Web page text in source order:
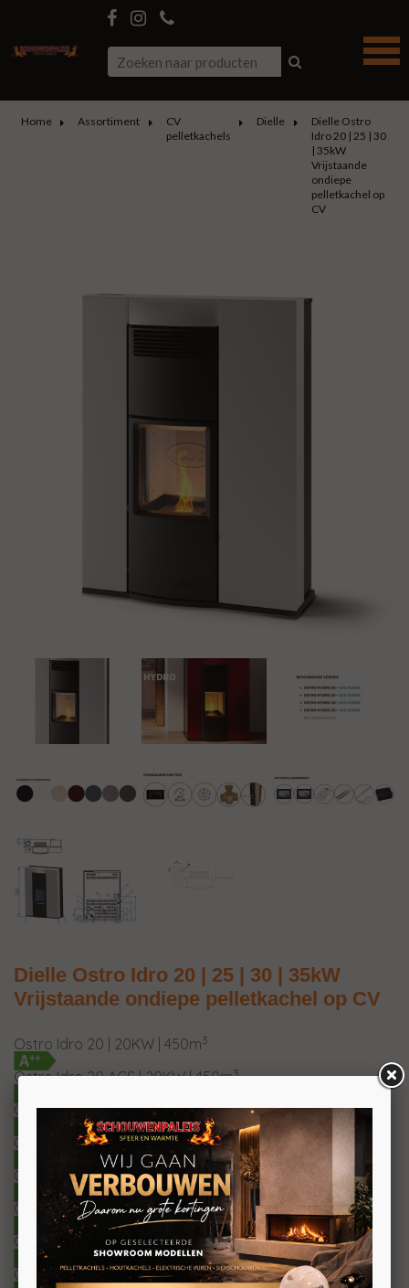
Home Assortiment
CV
pelletkachels
Dielle
Dielle Ostro
Idro 20 | 25 | 30
| 35kW
Vrijstaande
ondiepe
pelletkachel op
CV
Dielle Ostro Idro 20 | 25 | 30 | 35kW
Vrijstaande ondiepe pelletkachel op CV
Ostro Idro 20 | 20KW | 450m3
Ostro Idro 20 ACS | 20KW | 450m3
Ostro Idro 25 | 25KW | 550m3
Ostro Idro 25 ACS | 25KW |550m3
Ostro Idro 30 | 30KW | 700m3
Ostro Idro 30 ACS | 30KW | 700m3
Ostro Idro 35 | 35KW | 810m
Ostro Idro 35 ACS | 35KW | 810m3